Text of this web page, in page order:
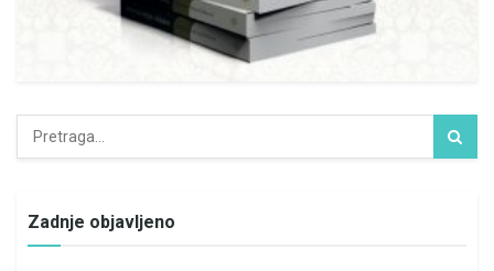
Zadnje objavljeno